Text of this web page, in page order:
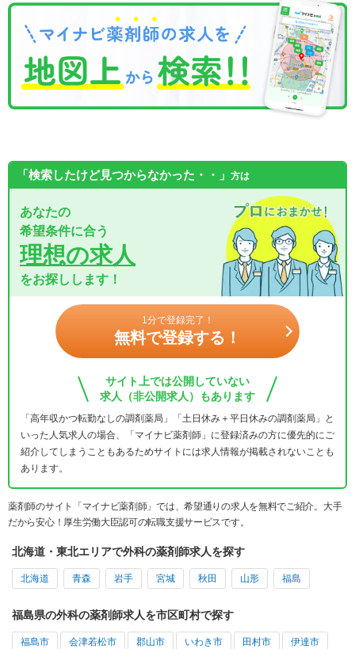
「検索したけど見つからなかった・・」 方は
あなたの
希望条件に合う
理想の求人
をお探しします！
1分で登録完了！
無料で登録する！
サイト上では公開していない
求人（非公開求人）もあります
「高年収かつ転勤なしの調剤薬局」「土日休み＋平日休みの調剤薬局」と
いった人気求人の場合、「マイナビ薬剤師」に登録済みの方に優先的にご
紹介してしまうこともあるためサイトには求人情報が掲載されないことも
あります。
薬剤師のサイト「マイナビ薬剤師」では、希望通りの求人を無料でご紹介。大手
だから安心！厚生労働大臣認可の転職支援サービスです。
北海道・東北エリアで外科の薬剤師求人を探す
北海道 青森 岩手 宮城 秋田 山形 福島
福島県の外科の薬剤師求人を市区町村で探す
福島市 会津若松市 郡山市 いわき市 田村市 伊達市